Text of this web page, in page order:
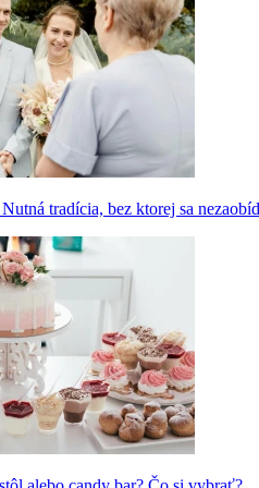
tradícia, bez ktorej sa